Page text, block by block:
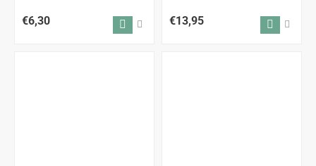
€6,30 €13,95